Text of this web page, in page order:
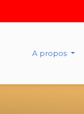
A propos